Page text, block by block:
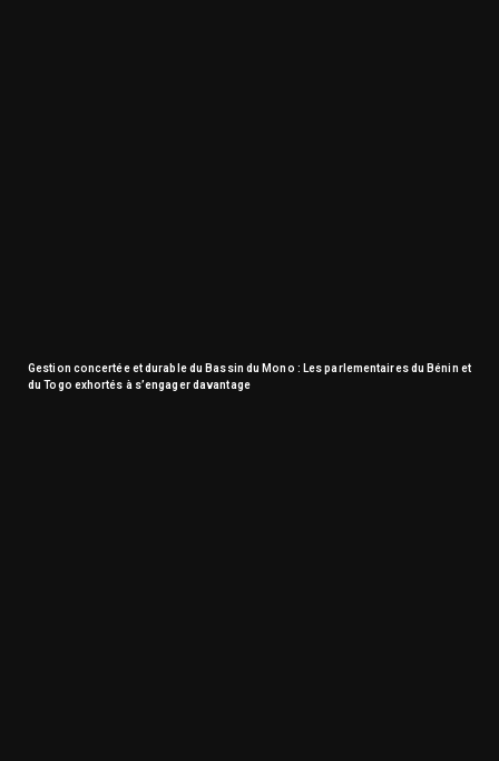
Gestion concertée et durable du Bassin du Mono : Les parlementaires du Bénin et
du Togo exhortés à s’engager davantage